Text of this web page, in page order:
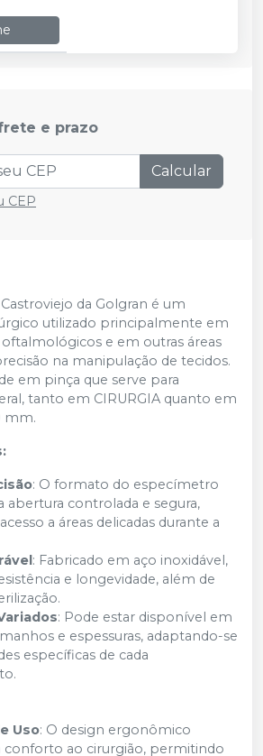
e prazo
Calcular
CEP
da Golgran é um
utilizado principalmente em
e em outras áreas
na manipulação de tecidos.
em pinça que serve para
tanto em CIRURGIA quanto em
mm.
: O formato do especímetro
abertura controlada e segura,
a áreas delicadas durante a
: Fabricado em aço inoxidável,
e longevidade, além de
: Pode estar disponível em
e espessuras, adaptando-se
específicas de cada
Uso: O design ergonômico
ao cirurgião, permitindo